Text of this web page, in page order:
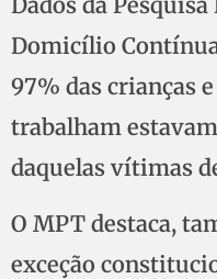
Domicílio
97% das crianças
trabalham
daquelas vítimas
O MPT destaca,
exceção